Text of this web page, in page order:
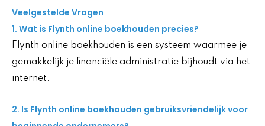
Veelgestelde Vragen
1. Wat is Flynth online boekhouden precies?
Flynth online boekhouden is een systeem waarmee je
gemakkelijk je financiële administratie bijhoudt via het
internet.
2. Is Flynth online boekhouden gebruiksvriendelijk voor